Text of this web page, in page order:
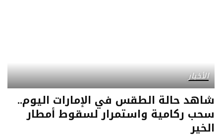
الأخبار
شاهد حالة الطقس في الإمارات اليوم..
سحب ركامية واستمرار لسقوط أمطار
الخير